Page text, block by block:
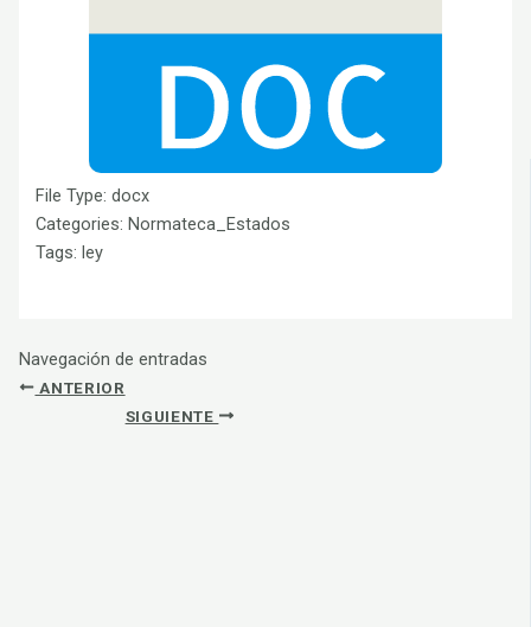
File Type:docx
Categories:Normateca_Estados
Tags:ley
Navegación de entradas
ANTERIOR
SIGUIENTE